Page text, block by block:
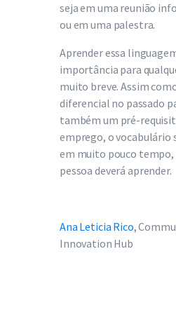
seja em uma reunião
ou em uma palestra.
Aprender essa
importância para
muito breve. Assim
diferencial no passado
também um pré-
emprego, o vocabulário
em muito pouco tempo,
pessoa deverá aprender.
Ana Leticia Rico,
Innovation Hub